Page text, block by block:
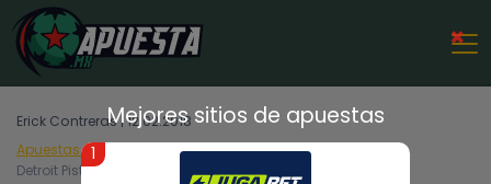
Erick Contreras | 12.02.2018
Apuestas Deportivas
NBA
Detroit Pistons vs New Orleans Pelicans – Análisis, cuotas y
×
Mejores sitios de apuestas
1